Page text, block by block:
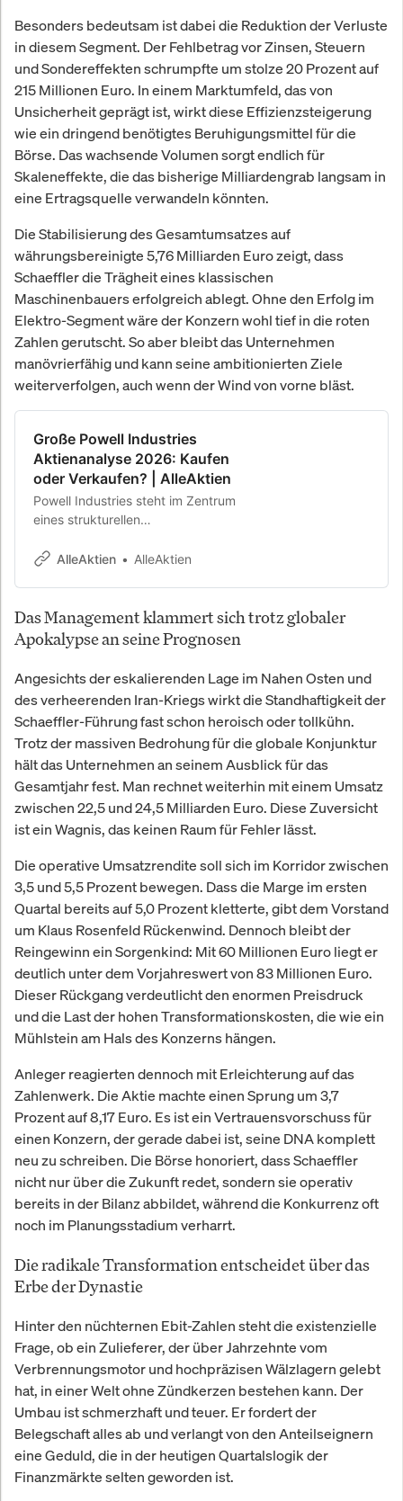
Besonders bedeutsam ist dabei die Reduktion der Verluste
in diesem Segment. Der Fehlbetrag vor Zinsen, Steuern
und Sondereffekten schrumpfte um stolze 20 Prozent auf
215 Millionen Euro. In einem Marktumfeld, das von
Unsicherheit geprägt ist, wirkt diese Effizienzsteigerung
wie ein dringend benötigtes Beruhigungsmittel für die
Börse. Das wachsende Volumen sorgt endlich für
Skaleneffekte, die das bisherige Milliardengrab langsam in
eine Ertragsquelle verwandeln könnten.
Die Stabilisierung des Gesamtumsatzes auf
währungsbereinigte 5,76 Milliarden Euro zeigt, dass
Schaeffler die Trägheit eines klassischen
Maschinenbauers erfolgreich ablegt. Ohne den Erfolg im
Elektro-Segment wäre der Konzern wohl tief in die roten
Zahlen gerutscht. So aber bleibt das Unternehmen
manövrierfähig und kann seine ambitionierten Ziele
weiterverfolgen, auch wenn der Wind von vorne bläst.
Große Powell Industries
Aktienanalyse 2026: Kaufen
oder Verkaufen? | AlleAktien
Powell Industries steht im Zentrum
eines strukturellen
Rechenzentren, Elektrifizierung,
angetrieben wird. Das Unternehmen
fokussiert sich auf schlüsselfertige
Schaltanlagen und modulare E-
House-Lösungen für kritische
elektrische Infrastruktur, also genau
jene Systeme, bei denen
Ausfallsicherheit, Sicherheit und
technische Präzision oberste
Priorität haben. Dieser Markt ist
besonders, weil Projekte stark
kundenspezifisch sind, hohe
Engineering-Kompetenz erfordern
und nur wenige Anbieter die
notwendigen Zertifizierungen sowie
Referenzen besitzen, was die
Wettbewerbsintensität begrenzt.
AlleAktien AlleAktien
Das Management klammert sich trotz globaler
Apokalypse an seine Prognosen
Angesichts der eskalierenden Lage im Nahen Osten und
des verheerenden Iran-Kriegs wirkt die Standhaftigkeit der
Schaeffler-Führung fast schon heroisch oder tollkühn.
Trotz der massiven Bedrohung für die globale Konjunktur
hält das Unternehmen an seinem Ausblick für das
Gesamtjahr fest. Man rechnet weiterhin mit einem Umsatz
zwischen 22,5 und 24,5 Milliarden Euro. Diese Zuversicht
ist ein Wagnis, das keinen Raum für Fehler lässt.
Die operative Umsatzrendite soll sich im Korridor zwischen
3,5 und 5,5 Prozent bewegen. Dass die Marge im ersten
Quartal bereits auf 5,0 Prozent kletterte, gibt dem Vorstand
um Klaus Rosenfeld Rückenwind. Dennoch bleibt der
Reingewinn ein Sorgenkind: Mit 60 Millionen Euro liegt er
deutlich unter dem Vorjahreswert von 83 Millionen Euro.
Dieser Rückgang verdeutlicht den enormen Preisdruck
und die Last der hohen Transformationskosten, die wie ein
Mühlstein am Hals des Konzerns hängen.
Anleger reagierten dennoch mit Erleichterung auf das
Zahlenwerk. Die Aktie machte einen Sprung um 3,7
Prozent auf 8,17 Euro. Es ist ein Vertrauensvorschuss für
einen Konzern, der gerade dabei ist, seine DNA komplett
neu zu schreiben. Die Börse honoriert, dass Schaeffler
nicht nur über die Zukunft redet, sondern sie operativ
bereits in der Bilanz abbildet, während die Konkurrenz oft
noch im Planungsstadium verharrt.
Die radikale Transformation entscheidet über das
Erbe der Dynastie
Hinter den nüchternen Ebit-Zahlen steht die existenzielle
Frage, ob ein Zulieferer, der über Jahrzehnte vom
Verbrennungsmotor und hochpräzisen Wälzlagern gelebt
hat, in einer Welt ohne Zündkerzen bestehen kann. Der
Umbau ist schmerzhaft und teuer. Er fordert der
Belegschaft alles ab und verlangt von den Anteilseignern
eine Geduld, die in der heutigen Quartalslogik der
Finanzmärkte selten geworden ist.